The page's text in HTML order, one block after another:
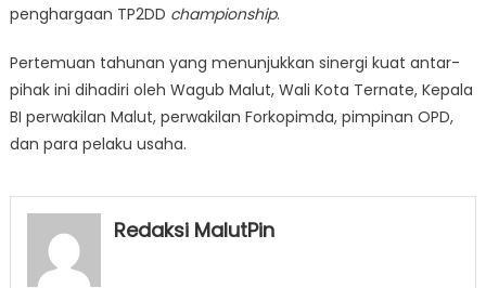
penghargaan TP2DD championship.
Pertemuan tahunan yang menunjukkan sinergi kuat antar-
pihak ini dihadiri oleh Wagub Malut, Wali Kota Ternate, Kepala
BI perwakilan Malut, perwakilan Forkopimda, pimpinan OPD,
dan para pelaku usaha.
Redaksi MalutPin